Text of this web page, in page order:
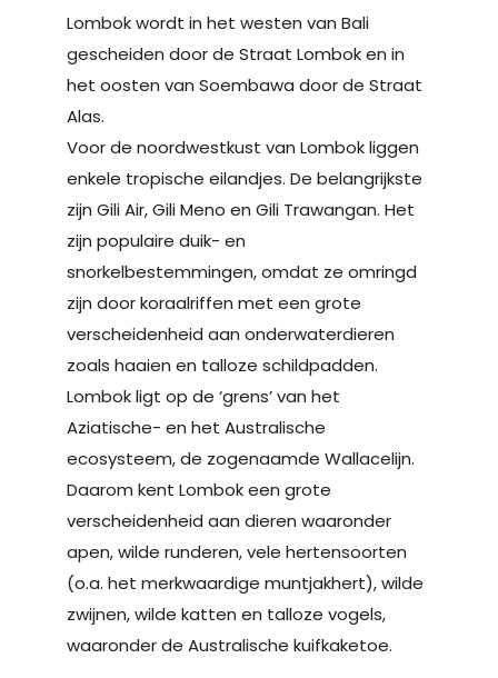
Lombok wordt in het westen van Bali
gescheiden door de Straat Lombok en in
het oosten van Soembawa door de Straat
Alas.
Voor de noordwestkust van Lombok liggen
enkele tropische eilandjes. De belangrijkste
zijn Gili Air, Gili Meno en Gili Trawangan. Het
zijn populaire duik- en
snorkelbestemmingen, omdat ze omringd
zijn door koraalriffen met een grote
verscheidenheid aan onderwaterdieren
zoals haaien en talloze schildpadden.
Lombok ligt op de ‘grens’ van het
Aziatische- en het Australische
ecosysteem, de zogenaamde Wallacelijn.
Daarom kent Lombok een grote
verscheidenheid aan dieren waaronder
apen, wilde runderen, vele hertensoorten
(o.a. het merkwaardige muntjakhert), wilde
zwijnen, wilde katten en talloze vogels,
waaronder de Australische kuifkaketoe.